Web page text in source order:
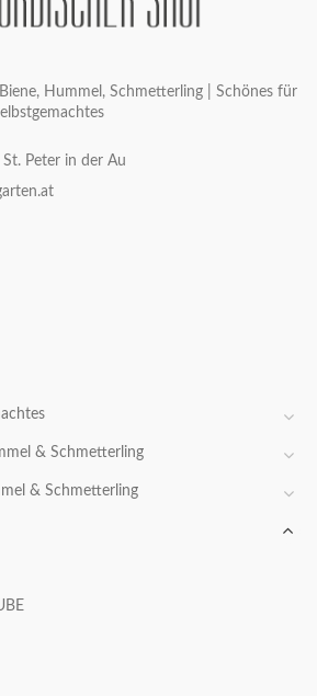
Hummel, Schmetterling | Schönes für
Peter in der Au
& Schmetterling
& Schmetterling